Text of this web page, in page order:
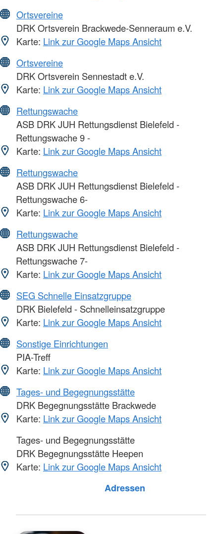
Ortsvereine
DRK Ortsverein Brackwede-Senneraum e.V.
Karte: Link zur Google Maps Ansicht
Ortsvereine
DRK Ortsverein Sennestadt e.V.
Karte: Link zur Google Maps Ansicht
Rettungswache
ASB DRK JUH Rettungsdienst Bielefeld -
Rettungswache 9 -
Karte: Link zur Google Maps Ansicht
Rettungswache
ASB DRK JUH Rettungsdienst Bielefeld -
Rettungswache 6-
Karte: Link zur Google Maps Ansicht
Rettungswache
ASB DRK JUH Rettungsdienst Bielefeld -
Rettungswache 7-
Karte: Link zur Google Maps Ansicht
SEG Schnelle Einsatzgruppe
DRK Bielefeld - Schnelleinsatzgruppe
Karte: Link zur Google Maps Ansicht
Sonstige Einrichtungen
PIA-Treff
Karte: Link zur Google Maps Ansicht
Tages- und Begegnungsstätte
DRK Begegnungsstätte Brackwede
Karte: Link zur Google Maps Ansicht
Tages- und Begegnungsstätte
DRK Begegnungsstätte Heepen
Karte: Link zur Google Maps Ansicht
Adressen